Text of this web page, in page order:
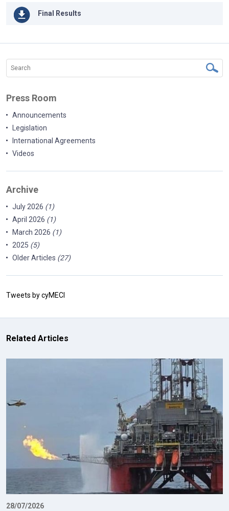
Final Results
Press Room
Announcements
Legislation
International Agreements
Videos
Archive
July 2026 (1)
April 2026 (1)
March 2026 (1)
2025 (5)
Older Articles (27)
Tweets by cyMECI
Related Articles
28/07/2026